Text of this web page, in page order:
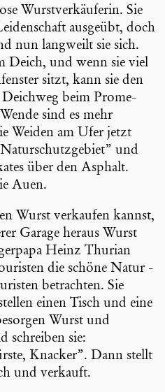
Wurst­ver­käu­ferin. Sie
ausgeübt, doch
nun langweilt sie sich.
Deich, und wenn sie viel
sitzt, kann sie den
Deichweg beim Prome­
sind es mehr
Weiden am Ufer jetzt
und
über den Asphalt.
Auen.
Wurst verkaufen kannst,
Garage heraus Wurst
Heinz Thurian
die schöne Natur -
betrachten. Sie
einen Tisch und eine
Wurst und
schreiben sie:
Knacker”. Dann stellt
und verkauft.